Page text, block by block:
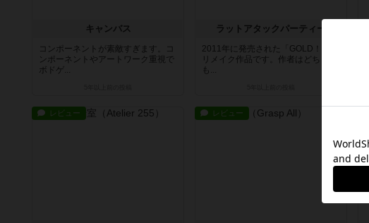
キャンバス
コンポーネントが素敵すぎます。コ
ンポーネントやアートワーク重視で
ボドゲ...
ラットアタックパーティー
2011年に発売された「GOLD！」の
リメイク作品です。作者はどちら
も...
レビュー レビュー